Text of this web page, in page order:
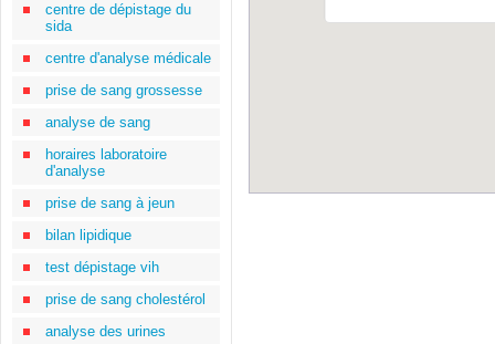
centre de dépistage du
sida
centre d'analyse médicale
prise de sang grossesse
analyse de sang
horaires laboratoire
d'analyse
prise de sang à jeun
bilan lipidique
test dépistage vih
prise de sang cholestérol
analyse des urines